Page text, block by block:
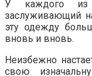
У каждого из
заслуживающий
эту одежду
вновь и вновь.
Неизбежно
свою